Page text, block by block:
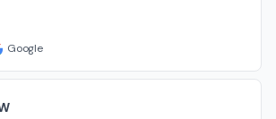
Google